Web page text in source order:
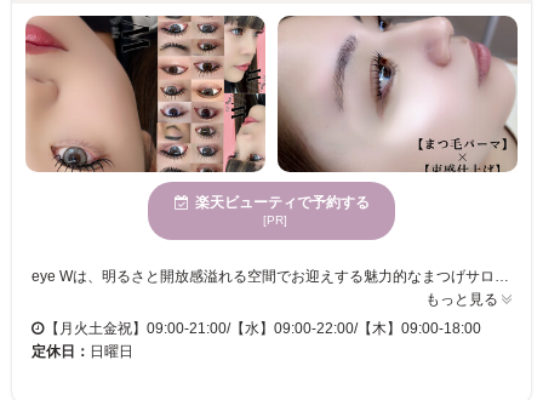
楽天ビューティで予約する
[PR]
もっと見る
【月火土金祝】09:00-21:00/【水】09:00-22:00/【木】09:00-18:00
定休日： 日曜日